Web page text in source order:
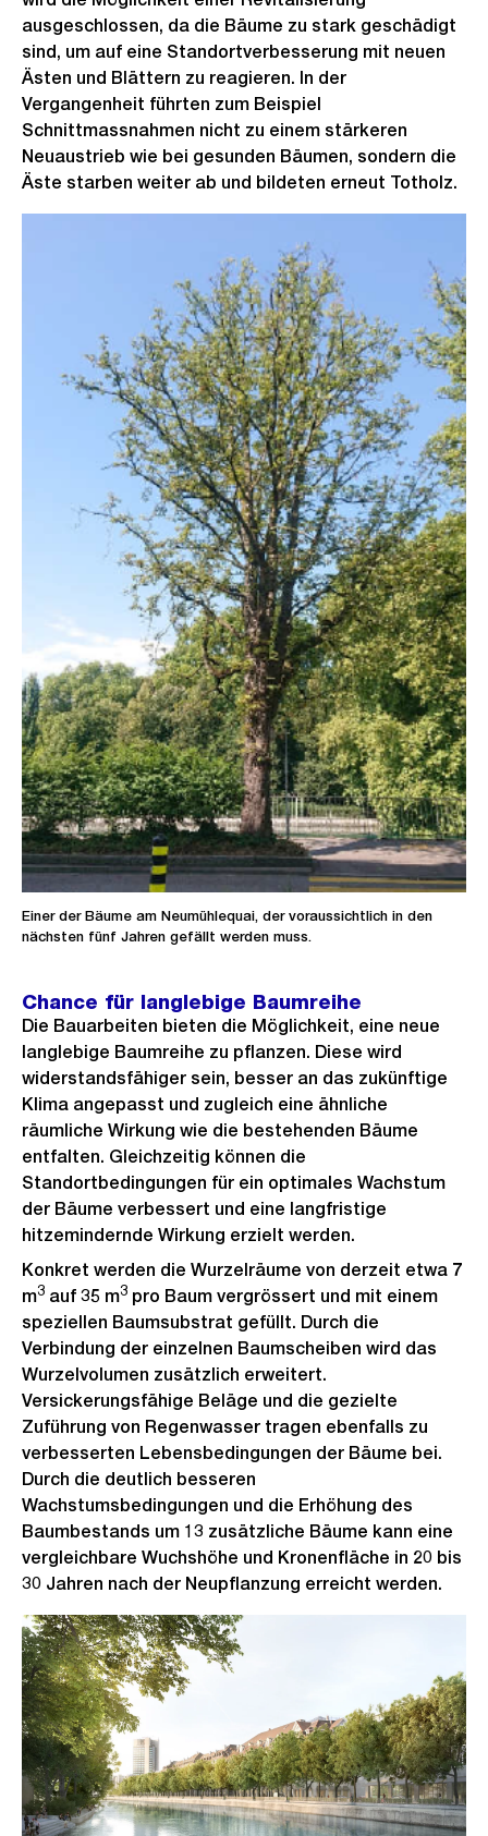
ausgeschlossen, da die Bäume zu stark geschädigt
sind, um auf eine Standortverbesserung mit neuen
Ästen und Blättern zu reagieren. In der
Vergangenheit führten zum Beispiel
Schnittmassnahmen nicht zu einem stärkeren
Neuaustrieb wie bei gesunden Bäumen, sondern die
Äste starben weiter ab und bildeten erneut Totholz.
Einer der Bäume am Neumühlequai, der voraussichtlich in den
nächsten fünf Jahren gefällt werden muss.
Chance für langlebige Baumreihe
Die Bauarbeiten bieten die Möglichkeit, eine neue
langlebige Baumreihe zu pflanzen. Diese wird
widerstandsfähiger sein, besser an das zukünftige
Klima angepasst und zugleich eine ähnliche
räumliche Wirkung wie die bestehenden Bäume
entfalten. Gleichzeitig können die
Standortbedingungen für ein optimales Wachstum
der Bäume verbessert und eine langfristige
hitzemindernde Wirkung erzielt werden.
Konkret werden die Wurzelräume von derzeit etwa 7
m3 auf 35 m3 pro Baum vergrössert und mit einem
speziellen Baumsubstrat gefüllt. Durch die
Verbindung der einzelnen Baumscheiben wird das
Wurzelvolumen zusätzlich erweitert.
Versickerungsfähige Beläge und die gezielte
Zuführung von Regenwasser tragen ebenfalls zu
verbesserten Lebensbedingungen der Bäume bei.
Durch die deutlich besseren
Wachstumsbedingungen und die Erhöhung des
Baumbestands um 13 zusätzliche Bäume kann eine
vergleichbare Wuchshöhe und Kronenfläche in 20 bis
30 Jahren nach der Neupflanzung erreicht werden.